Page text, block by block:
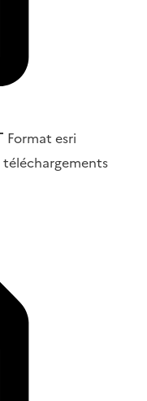
Format esri
téléchargements